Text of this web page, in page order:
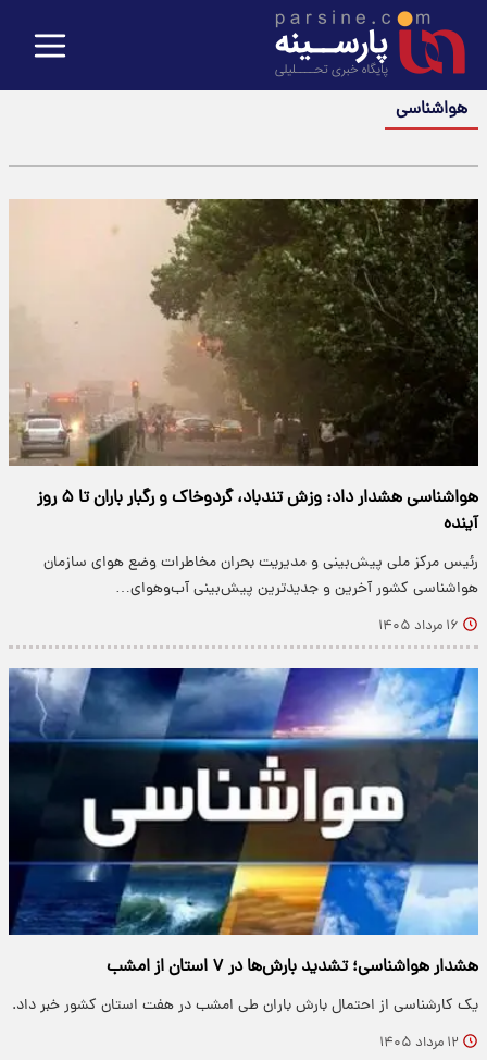
هواشناسی
هواشناسی هشدار داد: وزش تندباد، گردوخاک و رگبار باران تا ۵ روز
آینده
رئیس مرکز ملی پیش‌بینی و مدیریت بحران مخاطرات وضع هوای سازمان
هواشناسی کشور آخرین و جدیدترین پیش‌بینی آب‌وهوای…
۱۶ مرداد ۱۴۰۵
هشدار هواشناسی؛ تشدید بارش‌ها در ۷ استان از امشب
یک کارشناسی از احتمال بارش باران طی امشب در هفت استان کشور خبر داد.
۱۲ مرداد ۱۴۰۵